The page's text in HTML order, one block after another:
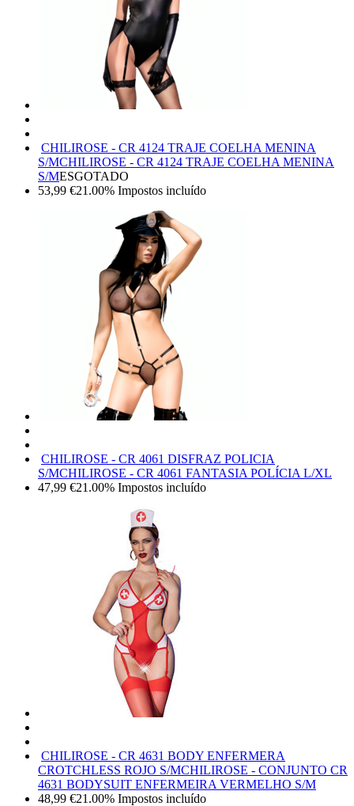
CHILIROSE - CR 4124 TRAJE COELHA MENINA
S/MCHILIROSE - CR 4124 TRAJE COELHA MENINA
S/MESGOTADO
53,99 €21.00% Impostos incluído
CHILIROSE - CR 4061 DISFRAZ POLICIA
S/MCHILIROSE - CR 4061 FANTASIA POLÍCIA L/XL
47,99 €21.00% Impostos incluído
CHILIROSE - CR 4631 BODY ENFERMERA
CROTCHLESS ROJO S/MCHILIROSE - CONJUNTO CR
4631 BODYSUIT ENFERMEIRA VERMELHO S/M
48,99 €21.00% Impostos incluído